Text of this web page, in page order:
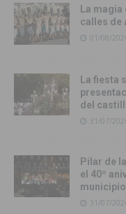
La
calles de
01/08/
La fiesta
del
31/07/
Pilar de
el 40º
municipio
31/07/